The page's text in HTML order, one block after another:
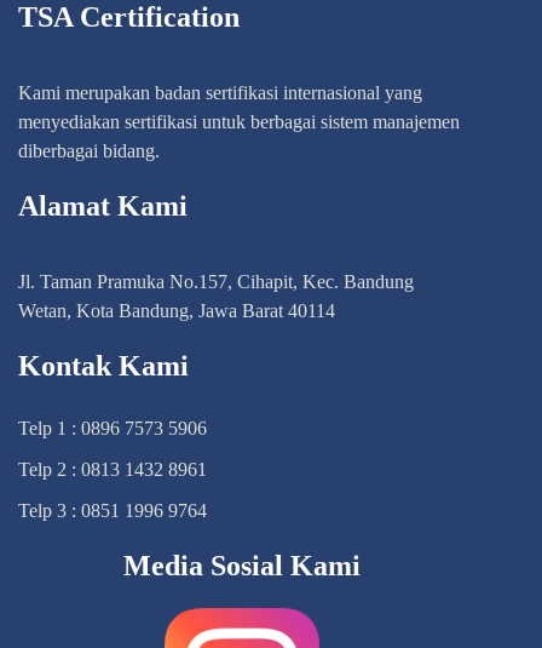
TSA Certification
Kami merupakan badan sertifikasi internasional yang
menyediakan sertifikasi untuk berbagai sistem manajemen
diberbagai bidang.
Alamat Kami
Jl. Taman Pramuka No.157, Cihapit, Kec. Bandung
Wetan, Kota Bandung, Jawa Barat 40114
Kontak Kami
Telp 1 : 0896 7573 5906
Telp 2 : 0813 1432 8961
Telp 3 : 0851 1996 9764
Media Sosial Kami